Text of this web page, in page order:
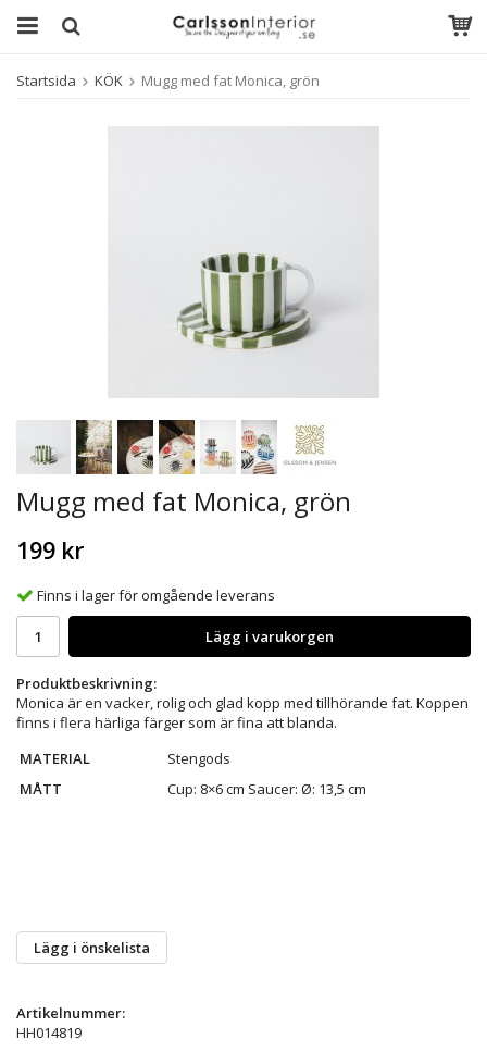
Startsida KÖK Mugg med fat Monica, grön
Mugg med fat Monica, grön
199 kr
Finns i lager för omgående leverans
Lägg i varukorgen
Produktbeskrivning:
Monica är en vacker, rolig och glad kopp med tillhörande fat. Koppen
finns i flera härliga färger som är fina att blanda.
MATERIAL
Stengods
MÅTT
Cup: 8×6 cm Saucer: Ø: 13,5 cm
Lägg i önskelista
Artikelnummer:
HH014819